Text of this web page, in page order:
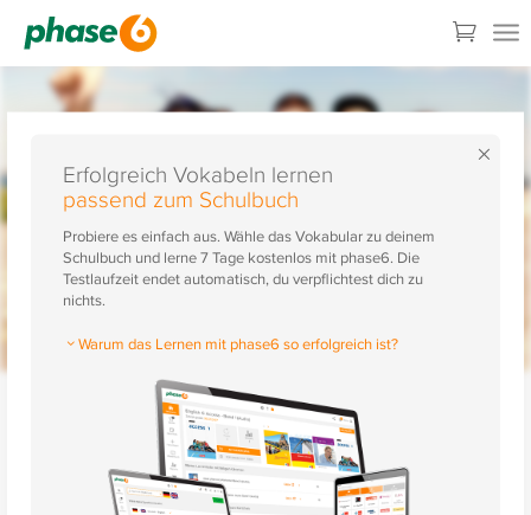
×
Erfolgreich Vokabeln lernen
passend zum Schulbuch
Probiere es einfach aus. Wähle das Vokabular zu deinem
Schulbuch und lerne 7 Tage kostenlos mit phase6. Die
Testlaufzeit endet automatisch, du verpflichtest dich zu
nichts.
Warum das Lernen mit phase6 so erfolgreich ist?